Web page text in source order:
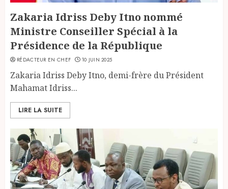
Zakaria Idriss Deby Itno nommé
Ministre Conseiller Spécial à la
Présidence de la République
RÉDACTEUR EN CHEF 10 JUIN 2025
Zakaria Idriss Deby Itno, demi-frère du Président
Mahamat Idriss...
LIRE LA SUITE